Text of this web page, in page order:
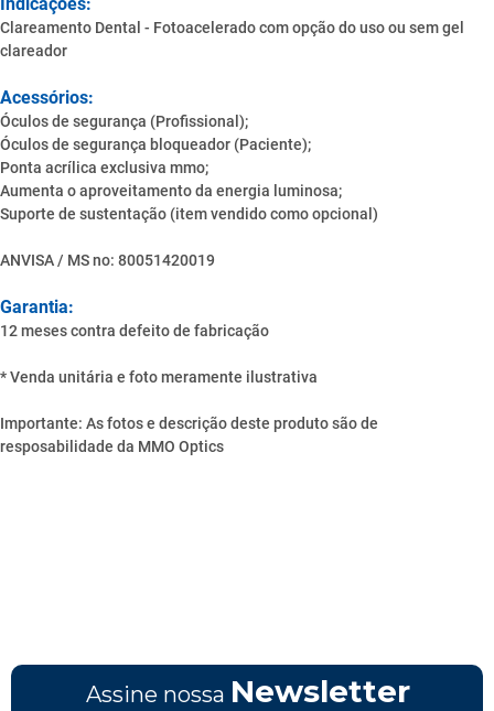
Clareamento Dental - Fotoacelerado com opção do uso ou sem gel
clareador
Acessórios:
Óculos de segurança (Profissional);
Óculos de segurança bloqueador (Paciente);
Ponta acrílica exclusiva mmo;
Aumenta o aproveitamento da energia luminosa;
Suporte de sustentação (item vendido como opcional)
ANVISA / MS nο: 80051420019
Garantia:
12 meses contra defeito de fabricação
* Venda unitária e foto meramente ilustrativa
Importante: As fotos e descrição deste produto são de
resposabilidade da MMO Optics
Assine nossa Newsletter